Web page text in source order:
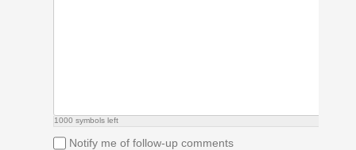
1000 symbols left
Notify me of follow-up comments